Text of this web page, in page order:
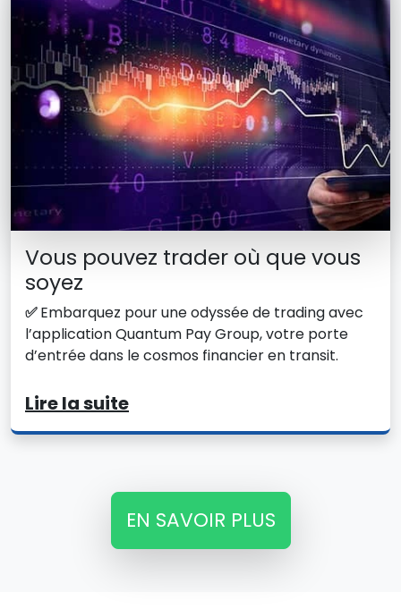
Vous pouvez trader où que vous
soyez
✅Embarquez pour une odyssée de trading avec
l’application Quantum Pay Group, votre porte
d’entrée dans le cosmos financier en transit.
Lire la suite
EN SAVOIR PLUS